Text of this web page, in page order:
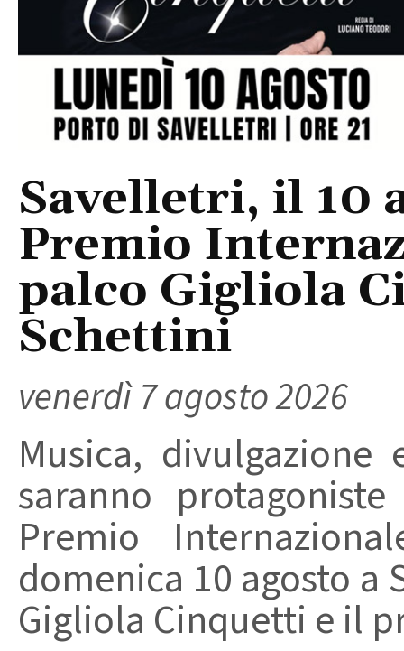
Savelletri, il 10
Premio
palco Gigliola
Schettini
venerdì 7 agosto 2026
Musica,
saranno
Premio
domenica 10 agosto
Gigliola Cinquetti e il